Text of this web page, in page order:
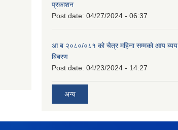
प्रकाशन
Post date: 04/27/2024 - 06:37
आ ब २०८०/०८१ को चैत्र महिना सम्मको आय ब्यय
बिबरण
Post date: 04/23/2024 - 14:27
अन्य